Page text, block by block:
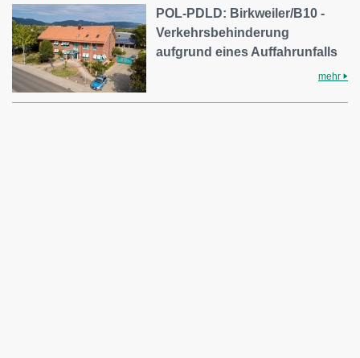
POL-PDLD: Birkweiler/B10 -
Verkehrsbehinderung
aufgrund eines Auffahrunfalls
mehr